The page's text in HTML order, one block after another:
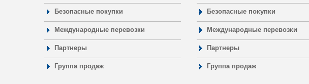
Безопасные покупки
Международные перевозки
Партнеры
Группа продаж
Безопасные покупки
Международные перевозки
Партнеры
Группа продаж